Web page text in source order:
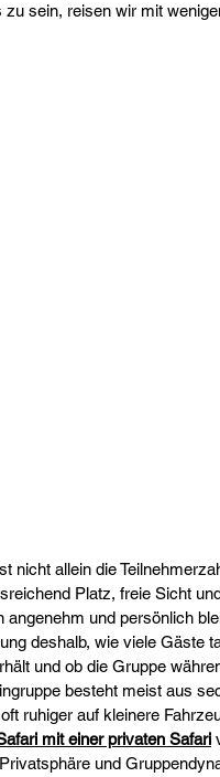
sein, reisen wir mit
nicht allein die
Platz, freie Sicht
angenehm und persönlich
deshalb, wie viele Gäste
und ob die Gruppe
besteht meist aus
ruhiger auf kleinere
mit einer privaten Safari
und